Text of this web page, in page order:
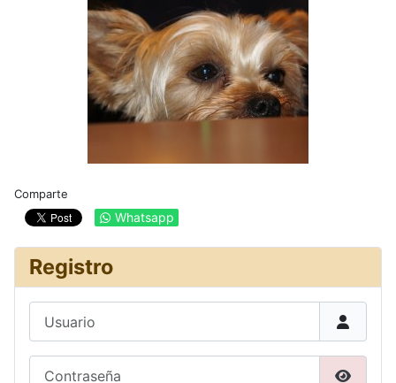
Comparte
Whatsapp
Registro